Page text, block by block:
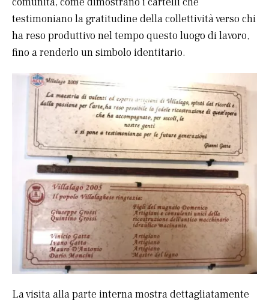
testimoniano la gratitudine della collettività verso chi
ha reso produttivo nel tempo questo luogo di lavoro,
fino a renderlo un simbolo identitario.
La visita alla parte interna mostra dettagliatamente